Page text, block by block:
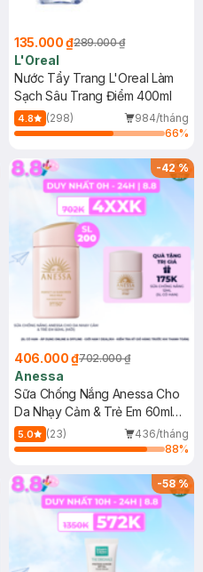
135.000 ₫289.000 ₫
L'Oreal
Nước Tẩy Trang L'Oreal Làm
Sạch Sâu Trang Điểm 400ml
4.8 (298)
984/tháng
66%
-42%
406.000 ₫702.000 ₫
Anessa
Sữa Chống Nắng Anessa Cho
Da Nhạy Cảm & Trẻ Em 60ml
(Mới)
5.0 (23)
436/tháng
88%
-58%